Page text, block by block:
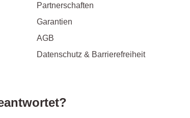
Partnerschaften
Garantien
AGB
Datenschutz & Barrierefreiheit